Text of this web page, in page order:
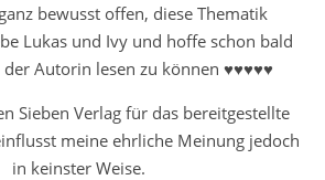
bewusst offen, diese Thematik
Lukas und Ivy und hoffe schon bald
Autorin lesen zu können ♥♥♥♥♥
Sieben Verlag für das bereitgestellte
meine ehrliche Meinung jedoch
in keinster Weise.